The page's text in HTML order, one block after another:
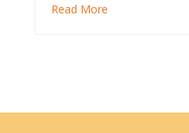
Read More